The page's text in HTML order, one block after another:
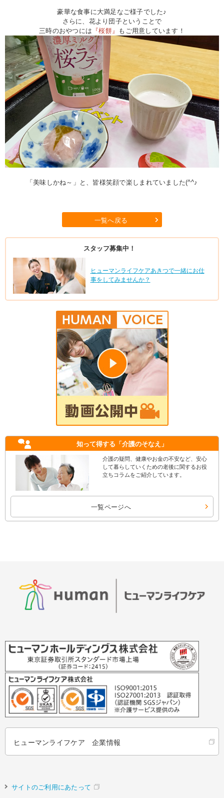
豪華な食事に大満足なご様子でした♪
さらに、花より団子ということで
三時のおやつには 『桜餅』 もご用意しています！
「美味しかね～」と、皆様笑顔で楽しまれていました(^^♪
一覧へ戻る
スタッフ募集中！
ヒューマンライフケアあきつで一緒にお仕
事をしてみませんか？
知って得する 「介護のそなえ」
介護の疑問、健康やお金の不安など、安心
して暮らしていくための老後に関するお役
立ちコラムをご紹介しています。
一覧ページへ
ヒューマンライフケア 企業情報
サイトのご利用にあたって